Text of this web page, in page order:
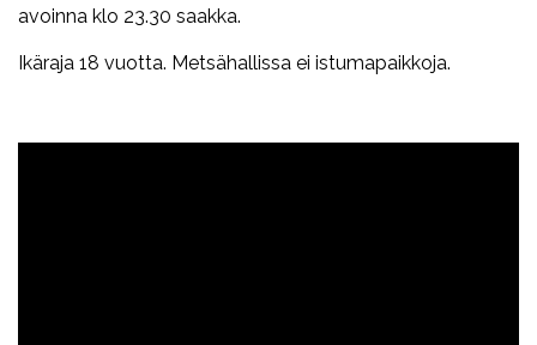
avoinna klo 23.30 saakka.
Ikäraja 18 vuotta. Metsähallissa ei istumapaikkoja.